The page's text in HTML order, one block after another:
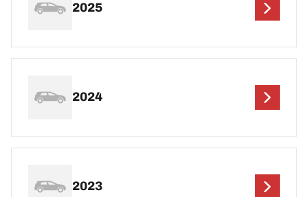
2025
2024
2023